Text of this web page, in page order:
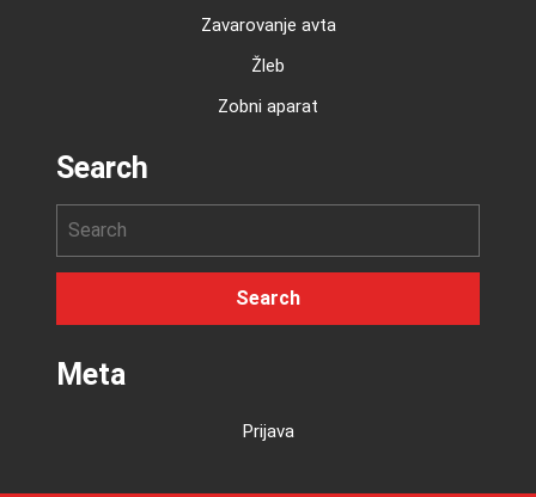
Zavarovanje avta
Žleb
Zobni aparat
Search
Meta
Prijava